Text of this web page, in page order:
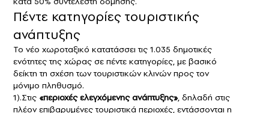
Πέντε κατηγορίες τουριστικής
ανάπτυξης
Το νέο χωροταξικό κατατάσσει τις 1.035 δημοτικές
ενότητες της χώρας σε πέντε κατηγορίες, με βασικό
δείκτη τη σχέση των τουριστικών κλινών προς τον
μόνιμο πληθυσμό.
1).Στις «περιοχές ελεγχόμενης ανάπτυξης», δηλαδή στις
πλέον επιβαρυμένες τουριστικά περιοχές, εντάσσονται η